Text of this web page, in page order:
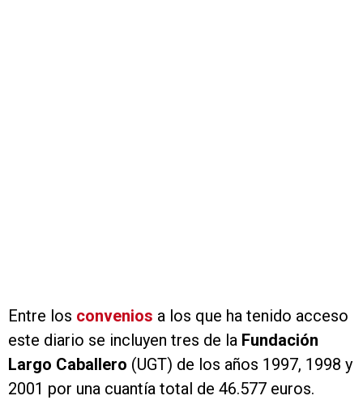
Entre los convenios a los que ha tenido acceso
este diario se incluyen tres de la Fundación
Largo Caballero (UGT) de los años 1997, 1998 y
2001 por una cuantía total de 46.577 euros.